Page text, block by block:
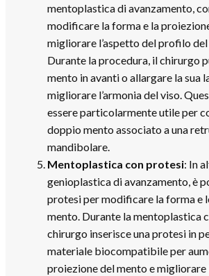
mentoplasticadi avanzamento,
modificare la forma e la
migliorare l’aspetto del profilo
Durante la procedura, il chirurgo
mento in avanti o allargare la sua
migliorare l’armonia del viso.
essere particolarmente utile per
doppio mento associato a una
mandibolare.
Mentoplastica con protesi: In
genioplastica di avanzamento, è
protesi per modificare la forma e
mento. Durante la mentoplastica
chirurgo inserisce una protesi in
materiale biocompatibile per
proiezione del mento e migliorare